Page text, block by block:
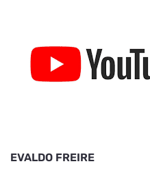
EVALDO FREIRE